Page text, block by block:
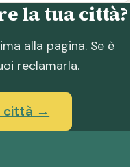
la tua città?
alla pagina. Se è
reclamarla.
città →